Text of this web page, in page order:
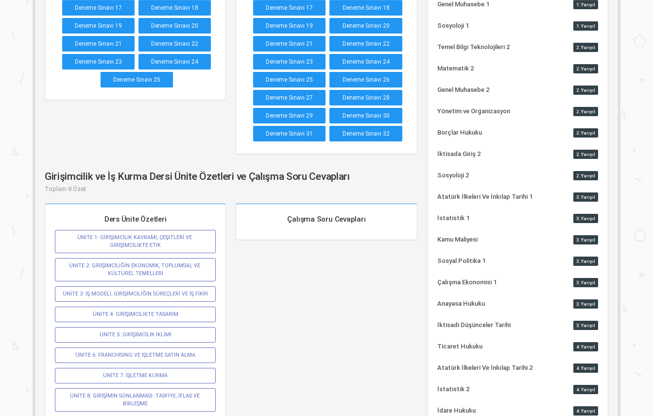
Deneme Sınavı 17 Deneme Sınavı 18
Deneme Sınavı 19 Deneme Sınavı 20
Deneme Sınavı 21 Deneme Sınavı 22
Deneme Sınavı 23 Deneme Sınavı 24
Deneme Sınavı 25
Deneme Sınavı 17 Deneme Sınavı 18
Deneme Sınavı 19 Deneme Sınavı 20
Deneme Sınavı 21 Deneme Sınavı 22
Deneme Sınavı 23 Deneme Sınavı 24
Deneme Sınavı 25 Deneme Sınavı 26
Deneme Sınavı 27 Deneme Sınavı 28
Deneme Sınavı 29 Deneme Sınavı 30
Deneme Sınavı 31 Deneme Sınavı 32
Girişimcilik ve İş Kurma Dersi Ünite Özetleri ve Çalışma Soru Cevapları
Toplam 8 Özet
Ders Ünite Özetleri
ÜNİTE 1: GİRİŞİMCİLİK KAVRAMI, ÇEŞİTLERİ VE
GİRİŞİMCİLİKTE ETİK
ÜNİTE 2: GİRİŞİMCİLİĞİN EKONOMİK, TOPLUMSAL VE
KÜLTÜREL TEMELLERİ
ÜNİTE 3: İŞ MODELİ, GİRİŞİMCİLİĞİN SÜREÇLERİ VE İŞ FİKRİ
ÜNİTE 4: GİRİŞİMCİLİKTE TASARIM
ÜNİTE 5: GİRİŞİMCİLİK İKLİMİ
ÜNİTE 6: FRANCHİSİNG VE İŞLETME SATIN ALMA
ÜNİTE 7: İŞLETME KURMA
ÜNİTE 8: GİRİŞİMİN SONLANMASI: TASFİYE, İFLAS VE
BİRLEŞME
Çalışma Soru Cevapları
Genel Muhasebe 1 1.Yarıyıl
Sosyoloji 1 1.Yarıyıl
Temel Bilgi Teknolojileri 2 2.Yarıyıl
Matematik 2 2.Yarıyıl
Genel Muhasebe 2 2.Yarıyıl
Yönetim ve Organizasyon 2.Yarıyıl
Borçlar Hukuku 2.Yarıyıl
İktisada Giriş 2 2.Yarıyıl
Sosyoloji 2 2.Yarıyıl
Atatürk İlkeleri Ve İnkılap Tarihi 1 3.Yarıyıl
İstatistik 1 3.Yarıyıl
Kamu Maliyesi 3.Yarıyıl
Sosyal Politika 1 3.Yarıyıl
Çalışma Ekonomisi 1 3.Yarıyıl
Anayasa Hukuku 3.Yarıyıl
İktisadi Düşünceler Tarihi 3.Yarıyıl
Ticaret Hukuku 4.Yarıyıl
Atatürk İlkeleri Ve İnkılap Tarihi 2 4.Yarıyıl
İstatistik 2 4.Yarıyıl
İdare Hukuku 4.Yarıyıl